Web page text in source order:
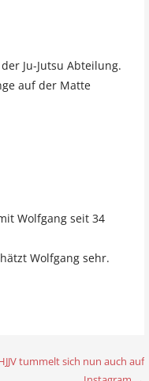
Ju-Jutsu Abteilung.
auf der Matte
Wolfgang seit 34
Wolfgang sehr.
tummelt sich nun auch auf